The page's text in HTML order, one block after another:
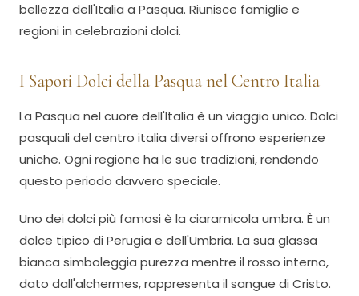
bellezza dell'Italia a Pasqua. Riunisce famiglie e
regioni in celebrazioni dolci.
I Sapori Dolci della Pasqua nel Centro Italia
La Pasqua nel cuore dell'Italia è un viaggio unico. Dolci
pasquali del centro italia diversi offrono esperienze
uniche. Ogni regione ha le sue tradizioni, rendendo
questo periodo davvero speciale.
Uno dei dolci più famosi è la ciaramicola umbra. È un
dolce tipico di Perugia e dell'Umbria. La sua glassa
bianca simboleggia purezza mentre il rosso interno,
dato dall'alchermes, rappresenta il sangue di Cristo.